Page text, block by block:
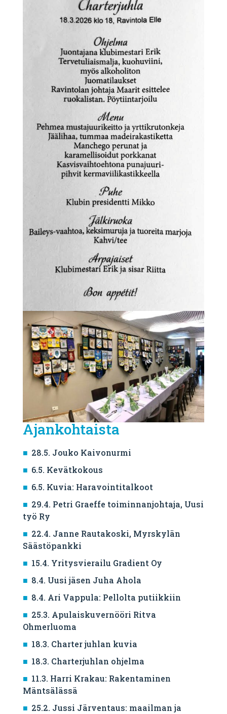
Ajankohtaista
28.5. Jouko Kaivonurmi
6.5. Kevätkokous
6.5. Kuvia: Haravointitalkoot
29.4. Petri Graeffe toiminnanjohtaja, Uusi
työ Ry
22.4. Janne Rautakoski, Myrskylän
Säästöpankki
15.4. Yritysvierailu Gradient Oy
8.4. Uusi jäsen Juha Ahola
8.4. Ari Vappula: Pellolta putiikkiin
25.3. Apulaiskuvernööri Ritva
Ohmerluoma
18.3. Charter juhlan kuvia
18.3. Charterjuhlan ohjelma
11.3. Harri Krakau: Rakentaminen
Mäntsälässä
25.2. Jussi Järventaus: maailman ja